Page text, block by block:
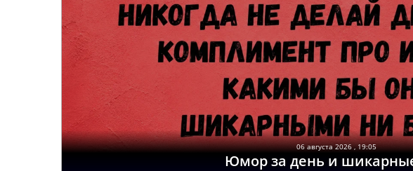
06 августа 2026 , 19:05
Юмор за день и